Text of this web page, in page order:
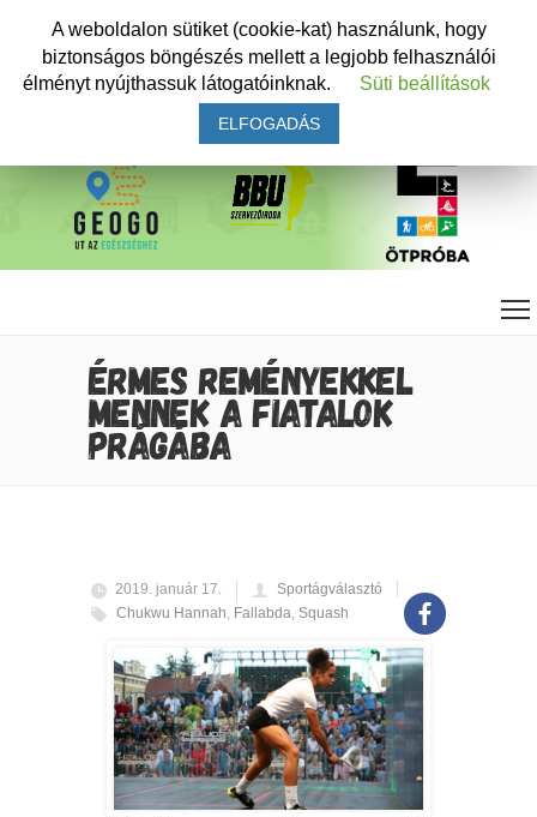
ÉRMES REMÉNYEKKEL
MENNEK A FIATALOK
PRÁGÁBA
2019. január 17.
Sportágválasztó
Chukwu Hannah, Fallabda, Squash
A weboldalon sütiket (cookie-kat) használunk, hogy
biztonságos böngészés mellett a legjobb felhasználói
élményt nyújthassuk látogatóinknak.
Süti beállítások
ELFOGADÁS